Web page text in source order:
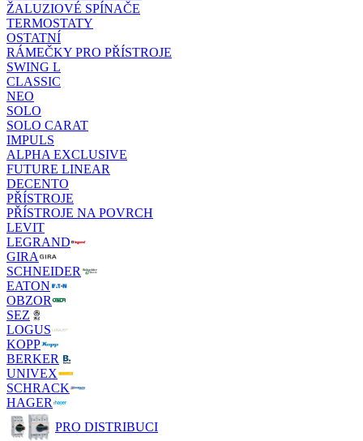
ŽALUZIOVÉ SPÍNAČE
TERMOSTATY
OSTATNÍ
RÁMEČKY PRO PŘÍSTROJE
SWING L
CLASSIC
NEO
SOLO
SOLO CARAT
IMPULS
ALPHA EXCLUSIVE
FUTURE LINEAR
DECENTO
PŘÍSTROJE
PŘÍSTROJE NA POVRCH
LEVIT
LEGRAND
GIRA
SCHNEIDER
EATON
OBZOR
SEZ
LOGUS
KOPP
BERKER
UNIVEX
SCHRACK
HAGER
PRO DISTRIBUCI